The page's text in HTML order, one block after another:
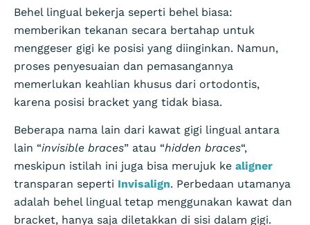
Behel lingual bekerja seperti behel biasa:
memberikan tekanan secara bertahap untuk
menggeser gigi ke posisi yang diinginkan. Namun,
proses penyesuaian dan pemasangannya
memerlukan keahlian khusus dari ortodontis,
karena posisi bracket yang tidak biasa.
Beberapa nama lain dari kawat gigi lingual antara
lain “invisible braces” atau “hidden braces“,
meskipun istilah ini juga bisa merujuk ke aligner
transparan seperti Invisalign. Perbedaan utamanya
adalah behel lingual tetap menggunakan kawat dan
bracket, hanya saja diletakkan di sisi dalam gigi.